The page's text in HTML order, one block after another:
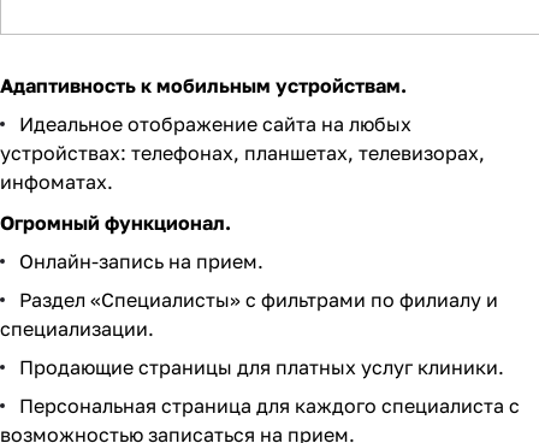
Адаптивность к мобильным устройствам.
Идеальное отображение сайта на любых
устройствах: телефонах, планшетах, телевизорах,
инфоматах.
Огромный функционал.
Онлайн-запись на прием.
Раздел «Специалисты» с фильтрами по филиалу и
специализации.
Продающие страницы для платных услуг клиники.
Персональная страница для каждого специалиста с
возможностью записаться на прием.